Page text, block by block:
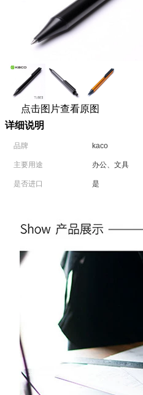
点击图片查看原图
详细说明
品牌 kaco
主要用途 办公、文具
是否进口 是